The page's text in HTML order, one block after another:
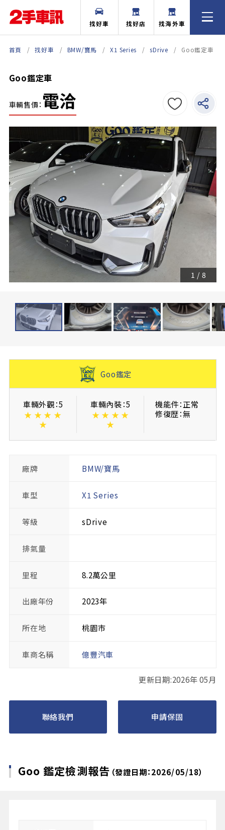
找好車 找好店 找海外車
首頁 找好車 BMW/寶馬 X1 Series sDrive Goo鑑定車
Goo鑑定車
車輛售價： 電洽
1 / 8
Goo鑑定
車輛外觀：5
★ ★ ★ ★
★
車輛內裝：5
★ ★ ★ ★
★
機能件：正常
修復歴：無
廠牌 BMW/寶馬
車型 X1 Series
等級 sDrive
排氣量
里程 8.2萬公里
出廠年份 2023年
所在地 桃園市
車商名稱 億豐汽車
更新日期:2026年 05月
聯絡我們 申請保固
Goo 鑑定檢測報告 （發證日期：2026/05/18）